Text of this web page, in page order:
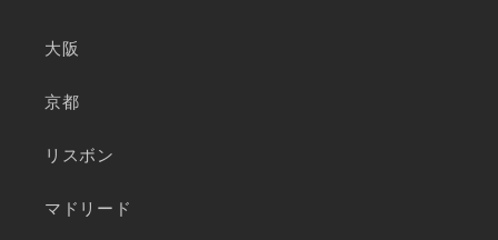
大阪
京都
リスボン
マドリード